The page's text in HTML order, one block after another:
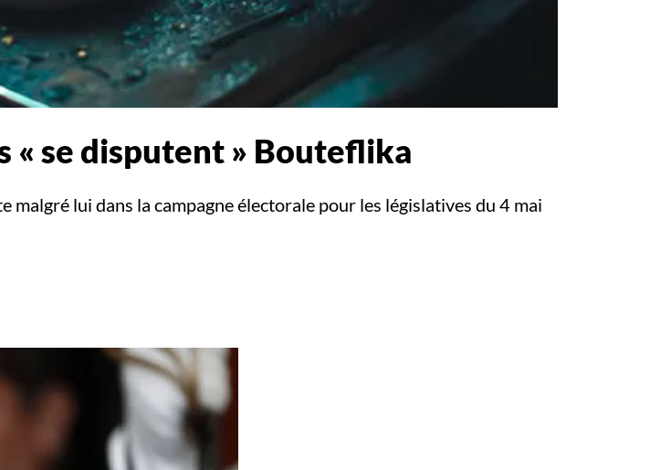
« se disputent » Bouteflika
malgré lui dans la campagne électorale pour les législatives du 4 mai